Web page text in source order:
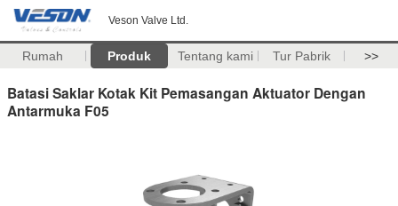
Veson Valve Ltd.
Rumah Produk Tentang kami Tur Pabrik >>
Batasi Saklar Kotak Kit Pemasangan Aktuator Dengan
Antarmuka F05